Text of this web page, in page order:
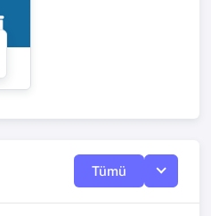
Tümü